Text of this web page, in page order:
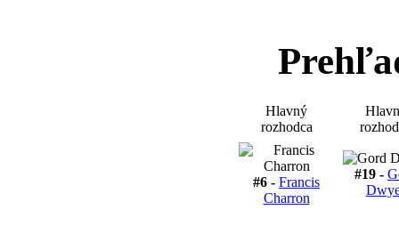
Hlavný
rozhodca
#6 - Francis
Charron
#19 -